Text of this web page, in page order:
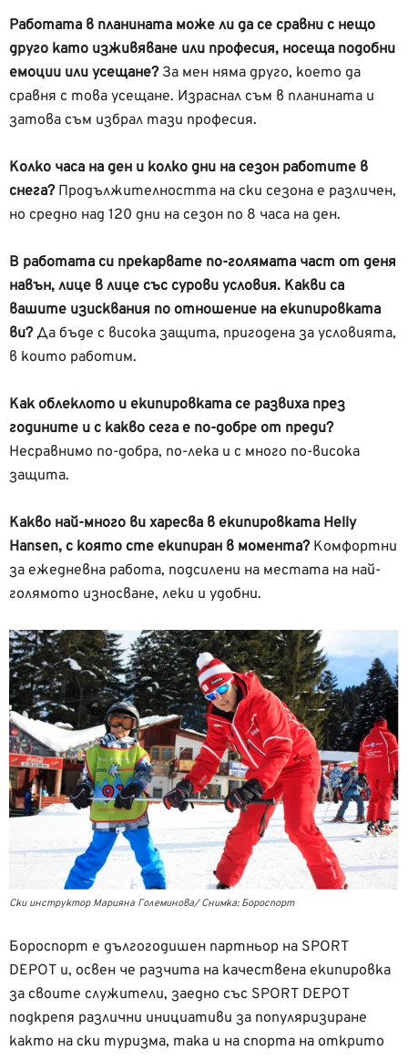
Работата в планината може ли да се сравни с нещо
друго като изживяване или професия, носеща подобни
емоции или усещане? За мен няма друго, което да
сравня с това усещане. Израснал съм в планината и
затова съм избрал тази професия.
Колко часа на ден и колко дни на сезон работите в
снега? Продължителността на ски сезона е различен,
но средно над 120 дни на сезон по 8 часа на ден.
В работата си прекарвате по-голямата част от деня
навън, лице в лице със сурови условия. Какви са
вашите изисквания по отношение на екипировката
ви?Да бъде с висока защита, пригодена за условията,
в които работим.
Как облеклото и екипировката се развиха през
годините и с какво сега е по-добре от преди?
Несравнимо по-добра, по-лека и с много по-висока
защита.
Какво най-много ви харесва в екипировката Helly
Hansen, с която сте екипиран в момента?Комфортни
за ежедневна работа, подсилени на местата на най-
голямото износване, леки и удобни.
Ски инструктор Марияна Големинова/ Снимка: Бороспорт
Бороспорт е дългогодишен партньор на SPORT
DEPOT и, освен че разчита на качествена екипировка
за своите служители, заедно със SPORT DEPOT
подкрепя различни инициативи за популяризиране
както на ски туризма, така и на спорта на открито